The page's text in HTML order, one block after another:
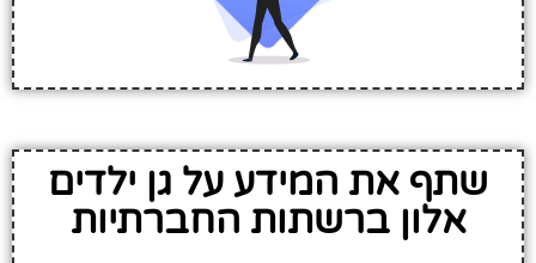
שתף את המידע על גן ילדים
אלון ברשתות החברתיות